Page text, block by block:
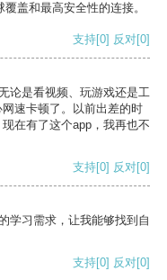
盖和最高安全性的连接。
支持[0] 反对[0]
论是看视频、玩游戏还是工
速卡顿了。以前出差的时
在有了这个app，我再也不
支持[0] 反对[0]
学习需求，让我能够找到自
支持[0] 反对[0]